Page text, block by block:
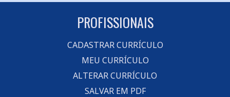
PROFISSIONAIS
CADASTRAR CURRÍCULO
MEU CURRÍCULO
ALTERAR CURRÍCULO
SALVAR EM PDF